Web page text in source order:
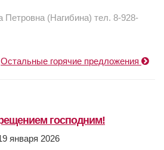
Петровна (Нагибина) тел. 8-928-
Остальные горячие предложения
господним!
января 2026